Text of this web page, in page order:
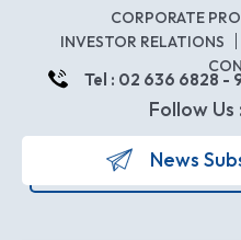
CORPORATE
INVESTOR RELATIONS
Tel : 02 636 6828 -
Follow Us :
News